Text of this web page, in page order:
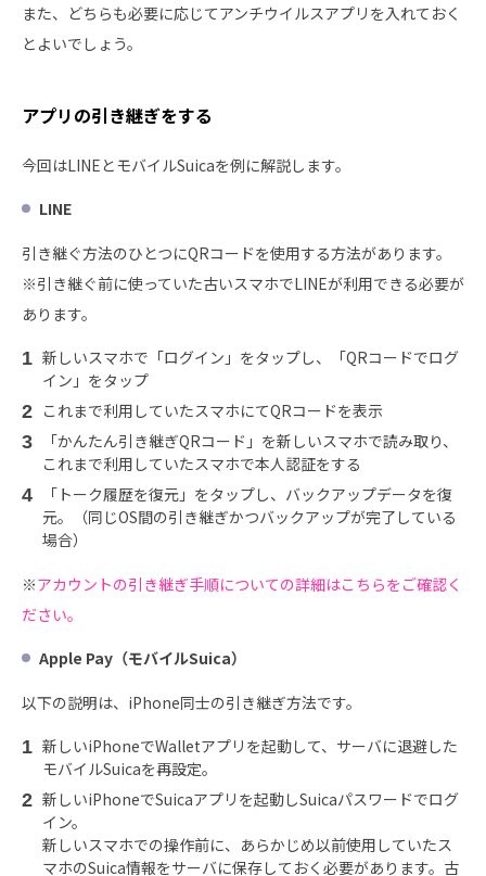
また、どちらも必要に応じてアンチウイルスアプリを入れておく
とよいでしょう。
アプリの引き継ぎをする
今回はLINEとモバイルSuicaを例に解説します。
LINE
引き継ぐ方法のひとつにQRコードを使用する方法があります。
※引き継ぐ前に使っていた古いスマホでLINEが利用できる必要が
あります。
新しいスマホで「ログイン」をタップし、「QRコードでログ
イン」をタップ
これまで利用していたスマホにてQRコードを表示
「かんたん引き継ぎQRコード」を新しいスマホで読み取り、
これまで利用していたスマホで本人認証をする
「トーク履歴を復元」をタップし、バックアップデータを復
元。（同じOS間の引き継ぎかつバックアップが完了している
場合）
※アカウントの引き継ぎ手順についての詳細はこちらをご確認く
ださい。
Apple Pay （モバイルSuica）
以下の説明は、iPhone同士の引き継ぎ方法です。
新しいiPhoneでWalletアプリを起動して、サーバに退避した
モバイルSuicaを再設定。
新しいiPhoneでSuicaアプリを起動しSuicaパスワードでログ
イン。
新しいスマホでの操作前に、あらかじめ以前使用していたス
マホのSuica情報をサーバに保存しておく必要があります。古